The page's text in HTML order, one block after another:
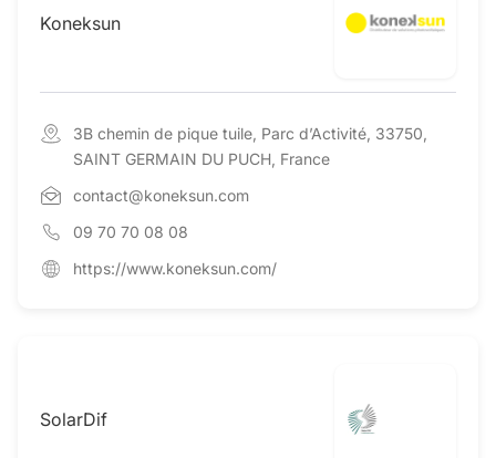
Koneksun
3B chemin de pique tuile, Parc d’Activité, 33750,
SAINT GERMAIN DU PUCH, France
contact@koneksun.com
09 70 70 08 08
https://www.koneksun.com/
SolarDif